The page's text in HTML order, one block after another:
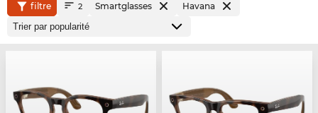
filtre 2 Smartglasses Havana